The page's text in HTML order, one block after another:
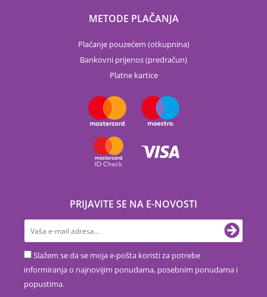
METODE PLAČANJA
Plaćanje pouzećem (otkupnina)
Bankovni prijenos (predračun)
Platne kartice
PRIJAVITE SE NA E-NOVOSTI
Slažem se da se moja e-pošta koristi za potrebe
informiranja o najnovijim ponudama, posebnim ponudama i
popustima.